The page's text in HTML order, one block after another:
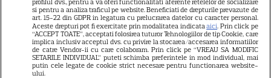
Libertatea pentru femei
GSP
Știri mondene
Avantaje
si pentru a analiza traficul pe website. Beneficiati de drepturile prevazute de
art. 15-22 din GDPR in legatura cu prelucrarea datelor cu caracter personal.
Aceste drepturi pot fi exercitate prin modalitatea indicataaici. Prin click pe
“ACCEPT TOATE”, acceptati folosirea tuturor Tehnologiilor de tip Cookie, care
implica inclusiv acceptul dvs. cu privire la stocarea/accesarea informatiilor
de catre Vendor-ii cu care colaboram. Prin click pe “VREAU SA MODIFIC
SETARILE INDIVIDUAL” puteti schimba preferintele in mod individual, mai
putin cele legate de cookie strict necesare pentru functionarea website-
ului.